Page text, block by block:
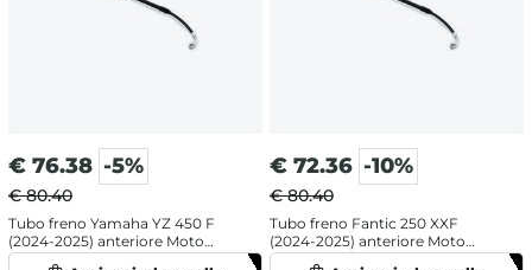
€ 76.38 -5%
€ 80.40
Tubo freno Yamaha YZ 450 F
(2024-2025) anteriore Moto
Master
€ 72.36 -10%
€ 80.40
Tubo freno Fantic 250 XXF
(2024-2025) anteriore Moto
Master